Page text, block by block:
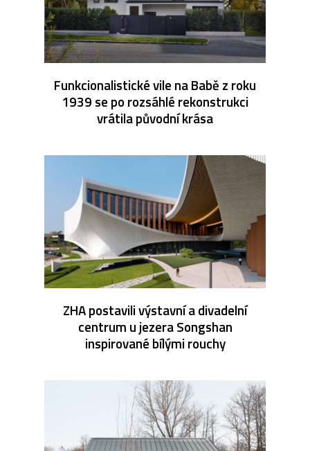
Funkcionalistické vile na Babě z roku
1939 se po rozsáhlé rekonstrukci
vrátila původní krása
ZHA postavili výstavní a divadelní
centrum u jezera Songshan
inspirované bílými rouchy